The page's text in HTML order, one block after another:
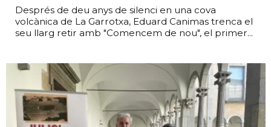
Després de deu anys de silenci en una cova
volcànica de La Garrotxa, Eduard Canimas trenca el
seu llarg retir amb "Comencem de nou", el primer...